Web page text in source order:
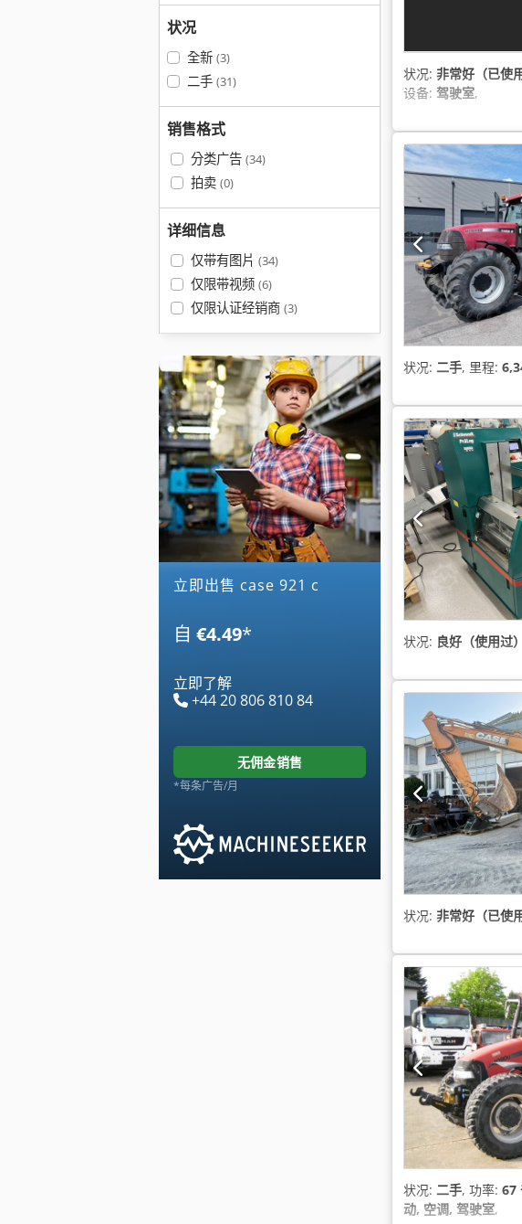
状况
全新 (3)
二手 (31)
销售格式
分类广告 (34)
拍卖 (0)
详细信息
仅带有图片 (34)
仅限带视频 (6)
仅限认证经销商 (3)
立即出售 case 921 c
自 €4.49*
立即了解
+44 20 806 810 84
无佣金销售
*每条广告/月
状况: 非常好（已使用
设备: 驾驶室,
状况: 二手, 里程:
状况: 良好（使用过）
状况: 非常好（已使用
状况: 二手, 功率: 67
动, 空调, 驾驶室,